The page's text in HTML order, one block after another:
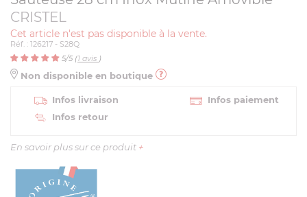
CRISTEL
Cet article n'est pas disponible à la vente.
Réf. : 126217 - S28Q
5/5 (1 avis )
Non disponible en boutique
Infos livraison
Infos paiement
Infos retour
En savoir plus sur ce produit +